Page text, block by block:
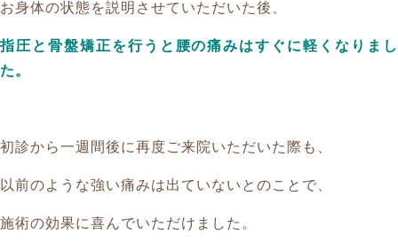
お身体の状態を説明させていただいた後、
指圧と骨盤矯正を行うと腰の痛みはすぐに軽くなりまし
た。
初診から一週間後に再度ご来院いただいた際も、
以前のような強い痛みは出ていないとのことで、
施術の効果に喜んでいただけました。